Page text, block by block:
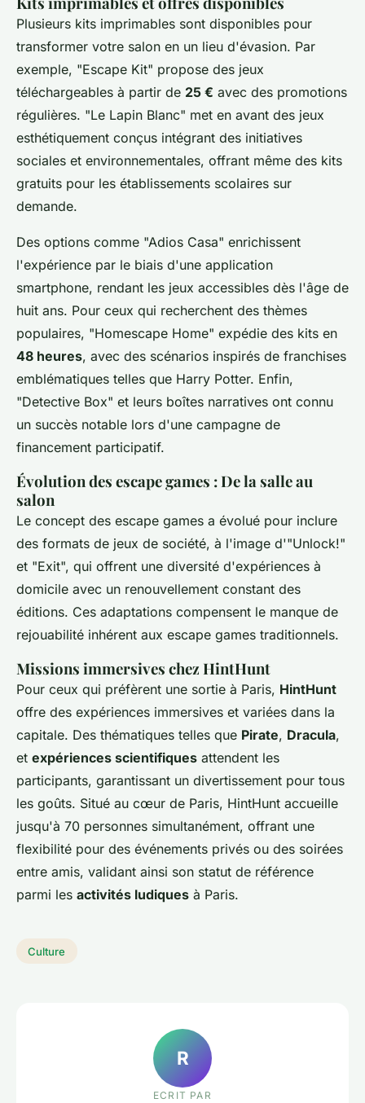
Plusieurs kits imprimables sont disponibles pour
transformer votre salon en un lieu d'évasion. Par
exemple, "Escape Kit" propose des jeux
téléchargeables à partir de 25 € avec des promotions
régulières. "Le Lapin Blanc" met en avant des jeux
esthétiquement conçus intégrant des initiatives
sociales et environnementales, offrant même des kits
gratuits pour les établissements scolaires sur
demande.
Des options comme "Adios Casa" enrichissent
l'expérience par le biais d'une application
smartphone, rendant les jeux accessibles dès l'âge de
huit ans. Pour ceux qui recherchent des thèmes
populaires, "Homescape Home" expédie des kits en
48 heures, avec des scénarios inspirés de franchises
emblématiques telles que Harry Potter. Enfin,
"Detective Box" et leurs boîtes narratives ont connu
un succès notable lors d'une campagne de
financement participatif.
Évolution des escape games : De la salle au
salon
Le concept des escape games a évolué pour inclure
des formats de jeux de société, à l'image d'"Unlock!"
et "Exit", qui offrent une diversité d'expériences à
domicile avec un renouvellement constant des
éditions. Ces adaptations compensent le manque de
rejouabilité inhérent aux escape games traditionnels.
Missions immersives chez HintHunt
Pour ceux qui préfèrent une sortie à Paris, HintHunt
offre des expériences immersives et variées dans la
capitale. Des thématiques telles que Pirate, Dracula,
et expériences scientifiques attendent les
participants, garantissant un divertissement pour tous
les goûts. Situé au cœur de Paris, HintHunt accueille
jusqu'à 70 personnes simultanément, offrant une
flexibilité pour des événements privés ou des soirées
entre amis, validant ainsi son statut de référence
parmi les activités ludiques à Paris.
Culture
R
ECRIT PAR